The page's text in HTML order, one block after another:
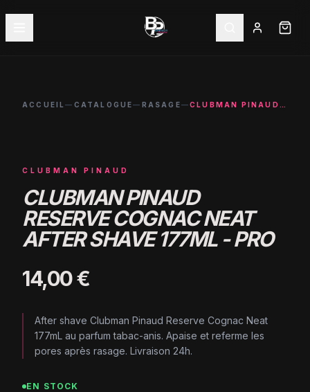
ACCUEIL— CATALOGUE— RASAGE— CLUBMAN PINAUD RESERVE COGNAC NEAT AFTER SHAVE 177ML - PRO
CLUBMAN PINAUD
CLUBMAN PINAUD
RESERVE COGNAC NEAT
AFTER SHAVE 177ML - PRO
14,00 €
After shave Clubman Pinaud Reserve Cognac Neat
177mL au parfum tabac-anis. Apaise et referme les
pores après rasage. Livraison 24h.
EN STOCK